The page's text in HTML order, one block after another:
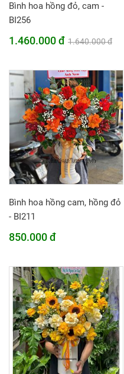
Bình hoa hồng đỏ, cam -
BI256
1.460.000 đ 1.640.000 đ
Bình hoa hồng cam, hồng đỏ
- BI211
850.000 đ